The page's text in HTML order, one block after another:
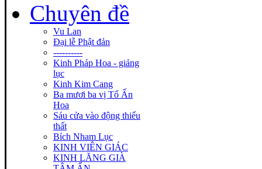
Chuyên đề
Vu Lan
Đại lễ Phật đản
----------
Kinh Pháp Hoa - giảng
lục
Kinh Kim Cang
Ba mươi ba vị Tổ Ấn
Hoa
Sáu cửa vào động thiếu
thất
Bích Nham Lục
KINH VIÊN GIÁC
KINH LĂNG GIÀ